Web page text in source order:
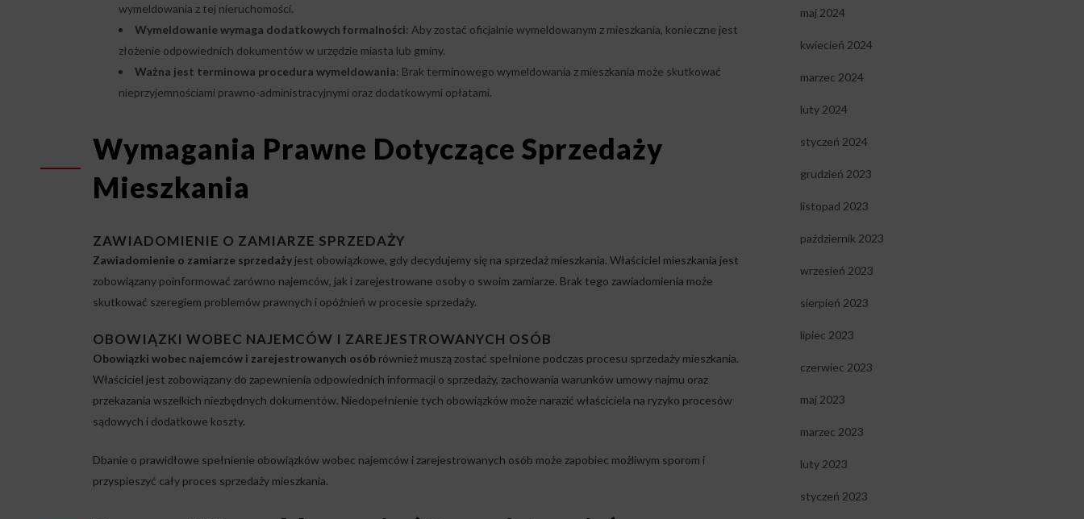
wymeldowania z tej nieruchomości.
Wymeldowanie wymaga dodatkowych formalności: Aby zostać oficjalnie wymeldowanym z mieszkania, konieczne jest
złożenie odpowiednich dokumentów w urzędzie miasta lub gminy.
Ważna jest terminowa procedura wymeldowania: Brak terminowego wymeldowania z mieszkania może skutkować
nieprzyjemnościami prawno-administracyjnymi oraz dodatkowymi opłatami.
Wymagania Prawne Dotyczące Sprzedaży
Mieszkania
ZAWIADOMIENIE O ZAMIARZE SPRZEDAŻY
Zawiadomienie o zamiarze sprzedażyjest obowiązkowe, gdy decydujemy się na sprzedaż mieszkania. Właściciel mieszkania jest
zobowiązany poinformować zarówno najemców, jak i zarejestrowane osoby o swoim zamiarze. Brak tego zawiadomienia może
skutkować szeregiem problemów prawnych i opóźnień w procesie sprzedaży.
OBOWIĄZKI WOBEC NAJEMCÓW I ZAREJESTROWANYCH OSÓB
Obowiązki wobec najemców i zarejestrowanych osóbrównież muszą zostać spełnione podczas procesu sprzedaży mieszkania.
Właściciel jest zobowiązany do zapewnienia odpowiednich informacji o sprzedaży, zachowania warunków umowy najmu oraz
przekazania wszelkich niezbędnych dokumentów. Niedopełnienie tych obowiązków może narazić właściciela na ryzyko procesów
sądowych i dodatkowe koszty.
Dbanie o prawidłowe spełnienie obowiązków wobec najemców i zarejestrowanych osób może zapobiec możliwym sporom i
przyspieszyć cały proces sprzedaży mieszkania.
maj 2024
kwiecień 2024
marzec 2024
luty 2024
styczeń 2024
grudzień 2023
listopad 2023
październik 2023
wrzesień 2023
sierpień 2023
lipiec 2023
czerwiec 2023
maj 2023
marzec 2023
luty 2023
styczeń 2023